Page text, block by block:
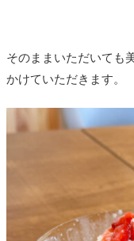
そのままいただいても
かけていただきます。